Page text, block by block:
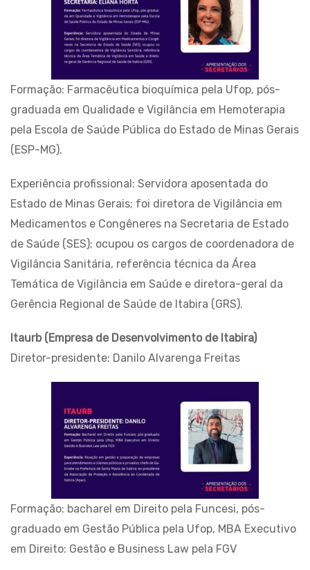
Formação: Farmacêutica bioquímica pela Ufop, pós-
graduada em Qualidade e Vigilância em Hemoterapia
pela Escola de Saúde Pública do Estado de Minas Gerais
(ESP-MG).
Experiência profissional: Servidora aposentada do
Estado de Minas Gerais; foi diretora de Vigilância em
Medicamentos e Congêneres na Secretaria de Estado
de Saúde (SES); ocupou os cargos de coordenadora de
Vigilância Sanitária, referência técnica da Área
Temática de Vigilância em Saúde e diretora-geral da
Gerência Regional de Saúde de Itabira (GRS).
Itaurb (Empresa de Desenvolvimento de Itabira)
Diretor-presidente: Danilo Alvarenga Freitas
Formação: bacharel em Direito pela Funcesi, pós-
graduado em Gestão Pública pela Ufop, MBA Executivo
em Direito: Gestão e Business Law pela FGV